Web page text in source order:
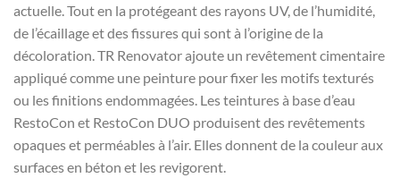
actuelle. Tout en la protégeant des rayons UV, de l’humidité,
de l’écaillage et des fissures qui sont à l’origine de la
décoloration. TR Renovator ajoute un revêtement cimentaire
appliqué comme une peinture pour fixer les motifs texturés
ou les finitions endommagées. Les teintures à base d’eau
RestoCon et RestoCon DUO produisent des revêtements
opaques et perméables à l’air. Elles donnent de la couleur aux
surfaces en béton et les revigorent.